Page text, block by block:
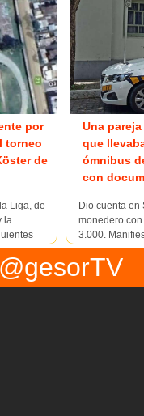
por
torneo
de
Liga, de
la
de
20:15
...
Una
que
ómnibus
con
Dio cuenta en
monedero
3.000.
próximo a la
Clemente
Shopping,
@gesorTV